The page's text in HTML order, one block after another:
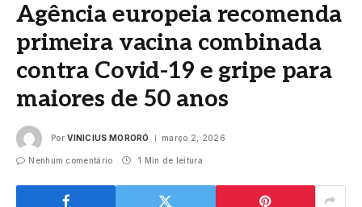
Agência europeia recomenda
primeira vacina combinada
contra Covid-19 e gripe para
maiores de 50 anos
Por VINICIUS MORORÓ março 2, 2026
Nenhum comentário 1 Min de leitura